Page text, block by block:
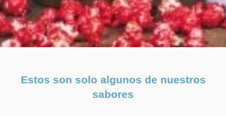
Estos son solo algunos de nuestros
sabores